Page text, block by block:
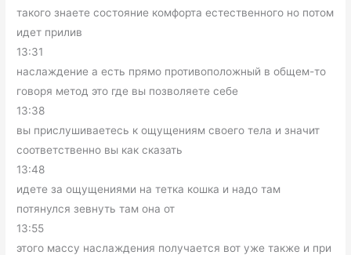
такого знаете состояние комфорта естественного но потом
идет прилив
13:31
наслаждение а есть прямо противоположный в общем-то
говоря метод это где вы позволяете себе
13:38
вы прислушиваетесь к ощущениям своего тела и значит
соответственно вы как сказать
13:48
идете за ощущениями на тетка кошка и надо там
потянулся зевнуть там она от
13:55
этого массу наслаждения получается вот уже также и при